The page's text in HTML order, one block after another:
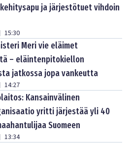
ja järjestötuet vihdoin
15:30
Meri vie eläimet
– eläintenpitokiellon
jatkossa jopa vankeutta
14:27
Kansainvälinen
yritti järjestää yli 40
Suomeen
13:34